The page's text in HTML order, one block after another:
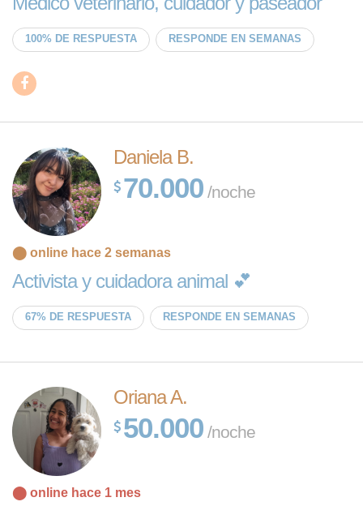
100% DE RESPUESTA RESPONDE EN SEMANAS
Daniela B.
70.000 /noche
⬤ online hace 2 semanas
Activista y cuidadora animal 💕
67% DE RESPUESTA RESPONDE EN SEMANAS
Oriana A.
50.000 /noche
⬤ online hace 1 mes